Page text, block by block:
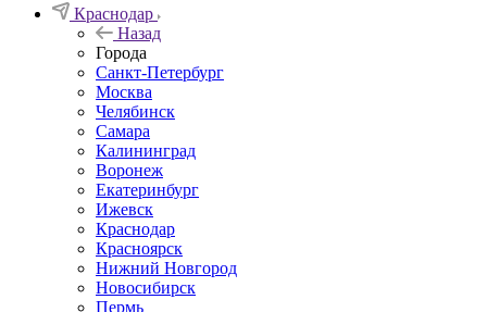
Краснодар
Назад
Города
Санкт-Петербург
Москва
Челябинск
Самара
Калининград
Воронеж
Екатеринбург
Ижевск
Краснодар
Красноярск
Нижний Новгород
Новосибирск
Пермь